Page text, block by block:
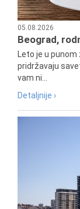
05.08.2026
Beograd,
Leto je u
pridržavaju
vam ni...
Detaljnije ›